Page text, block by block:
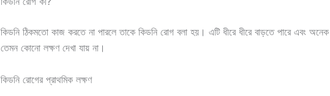
কিডনি ঠিকমতো কাজ করতে না পারলে তাকে কিডনি রোগ বলা হয়। এটি ধীরে ধীরে বাড়তে পারে এবং
তেমন কোনো লক্ষণ দেখা যায় না।
কিডনি রোগের প্রাথমিক লক্ষণ